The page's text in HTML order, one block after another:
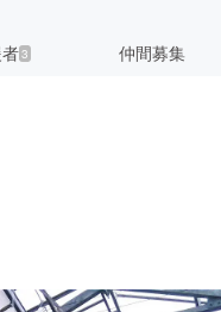
3 仲間募集